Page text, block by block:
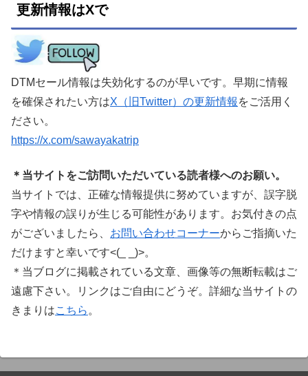
更新情報はXで
DTMセール情報は失効化するのが早いです。早期に情報
を確保されたい方はX（旧Twitter）の更新情報 をご活用く
ださい。
https://x.com/sawayakatrip
＊当サイトをご訪問いただいている読者様へのお願い。
当サイトでは、正確な情報提供に努めていますが、誤字脱
字や情報の誤りが生じる可能性があります。お気付きの点
がございましたら、 お問い合わせコーナーからご指摘いた
だけますと幸いです<(_ _)>。
＊当ブログに掲載されている文章、画像等の無断転載はご
遠慮下さい。リンクはご自由にどうぞ。詳細な当サイトの
きまりはこちら 。